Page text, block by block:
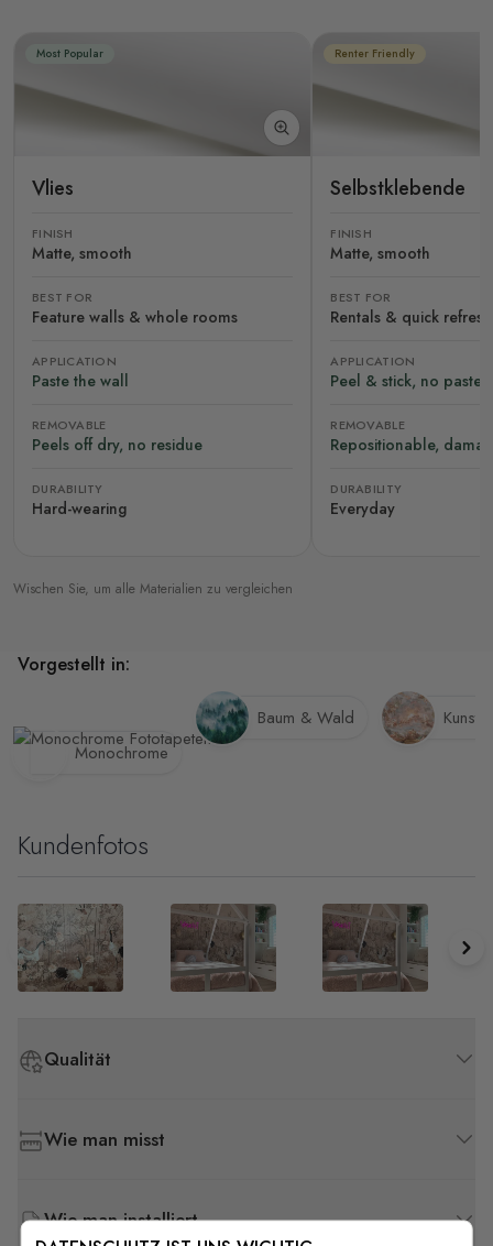
Most Popular
Vlies
FINISH
Matte, smooth
BEST FOR
Feature walls & whole rooms
APPLICATION
Paste the wall
REMOVABLE
Peels off dry, no residue
DURABILITY
Hard-wearing
Renter Friendly
Selbstklebende
FINISH
Matte, smooth
BEST FOR
Rentals & quick
APPLICATION
Peel & stick, no paste
REMOVABLE
Repositionable,
DURABILITY
Everyday
Wischen Sie, um alle Materialien zu vergleichen
Qualität
Wie man misst
Wie man installiert
Vorgestellt in:
Monochrome
Baum & Wald
Kundenfotos